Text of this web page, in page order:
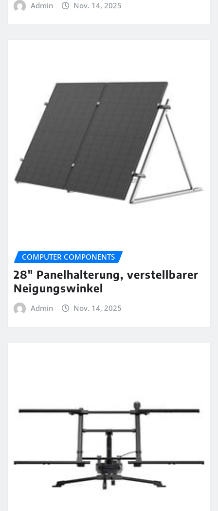
Admin Nov. 14, 2025
COMPUTER COMPONENTS
28″ Panelhalterung, verstellbarer
Neigungswinkel
Admin Nov. 14, 2025